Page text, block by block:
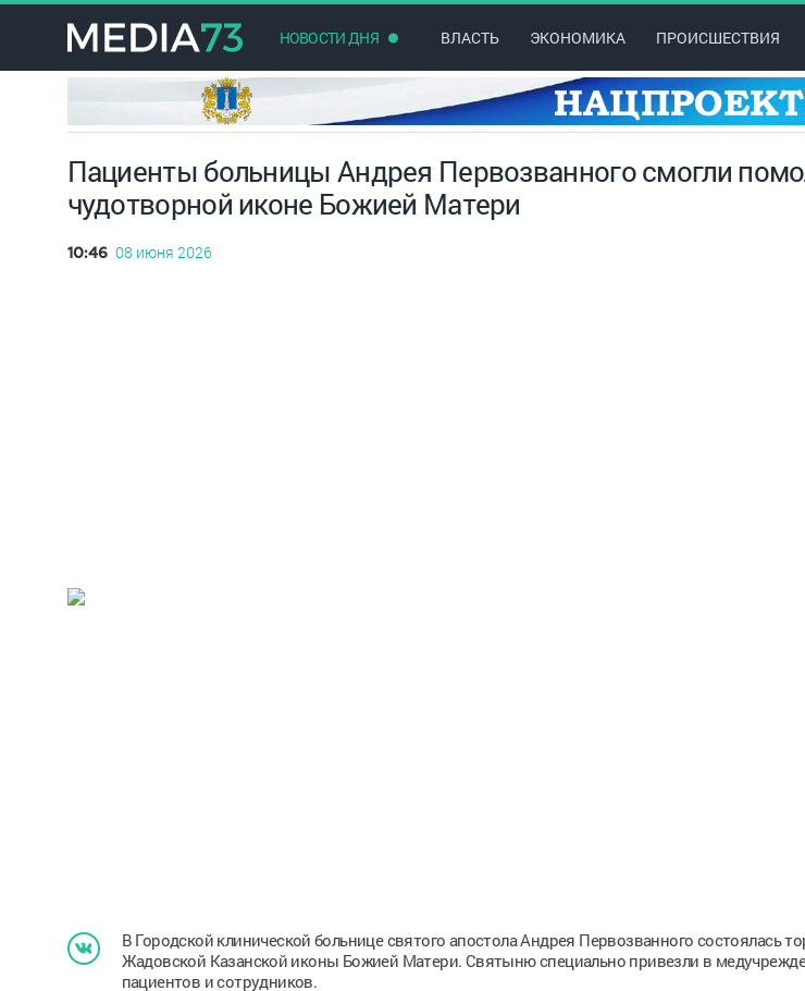
НОВОСТИ ДНЯ ВЛАСТЬ ЭКОНОМИКА ПРОИСШЕСТВИЯ
Пациенты больницы Андрея Первозванного смогли
чудотворной иконе Божией Матери
10:46 08 июня 2026
В Городской клинической больнице святого апостола Андрея Первозванного состоялась
Жадовской Казанской иконы Божией Матери. Святыню специально привезли в
пациентов и сотрудников.